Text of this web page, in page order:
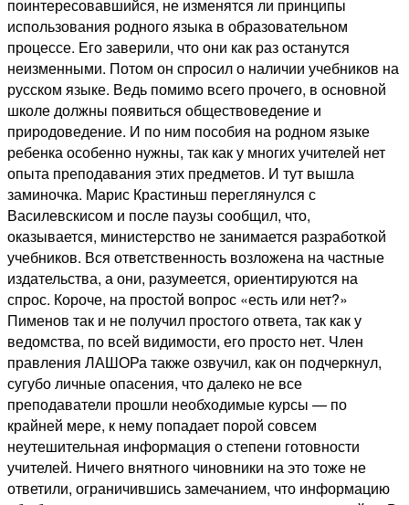
поинтересовавшийся, не изменятся ли принципы
использования родного языка в образовательном
процессе. Его заверили, что они как раз останутся
неизменными. Потом он спросил о наличии учебников на
русском языке. Ведь помимо всего прочего, в основной
школе должны появиться обществоведение и
природоведение. И по ним пособия на родном языке
ребенка особенно нужны, так как у многих учителей нет
опыта преподавания этих предметов. И тут вышла
заминочка. Марис Крастиньш переглянулся с
Василевскисом и после паузы сообщил, что,
оказывается, министерство не занимается разработкой
учебников. Вся ответственность возложена на частные
издательства, а они, разумеется, ориентируются на
спрос. Короче, на простой вопрос «есть или нет?»
Пименов так и не получил простого ответа, так как у
ведомства, по всей видимости, его просто нет. Член
правления ЛАШОРа также озвучил, как он подчеркнул,
сугубо личные опасения, что далеко не все
преподаватели прошли необходимые курсы — по
крайней мере, к нему попадает порой совсем
неутешительная информация о степени готовности
учителей. Ничего внятного чиновники на это тоже не
ответили, ограничившись замечанием, что информацию